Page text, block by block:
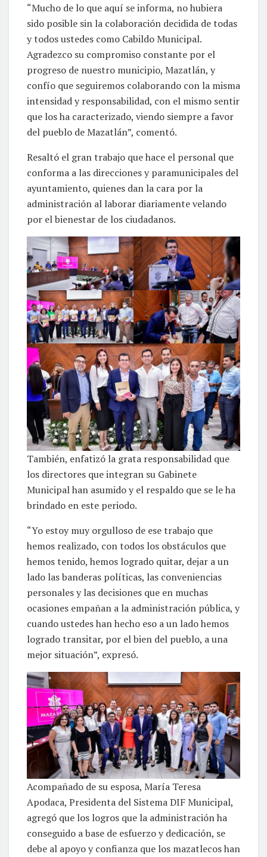
“Mucho de lo que aquí se informa, no hubiera
sido posible sin la colaboración decidida de todas
y todos ustedes como Cabildo Municipal.
Agradezco su compromiso constante por el
progreso de nuestro municipio, Mazatlán, y
confío que seguiremos colaborando con la misma
intensidad y responsabilidad, con el mismo sentir
que los ha caracterizado, viendo siempre a favor
del pueblo de Mazatlán”, comentó.
Resaltó el gran trabajo que hace el personal que
conforma a las direcciones y paramunicipales del
ayuntamiento, quienes dan la cara por la
administración al laborar diariamente velando
por el bienestar de los ciudadanos.
También, enfatizó la grata responsabilidad que
los directores que integran su Gabinete
Municipal han asumido y el respaldo que se le ha
brindado en este periodo.
“Yo estoy muy orgulloso de ese trabajo que
hemos realizado, con todos los obstáculos que
hemos tenido, hemos logrado quitar, dejar a un
lado las banderas políticas, las conveniencias
personales y las decisiones que en muchas
ocasiones empañan a la administración pública, y
cuando ustedes han hecho eso a un lado hemos
logrado transitar, por el bien del pueblo, a una
mejor situación”, expresó.
Acompañado de su esposa, María Teresa
Apodaca, Presidenta del Sistema DIF Municipal,
agregó que los logros que la administración ha
conseguido a base de esfuerzo y dedicación, se
debe al apoyo y confianza que los mazatlecos han